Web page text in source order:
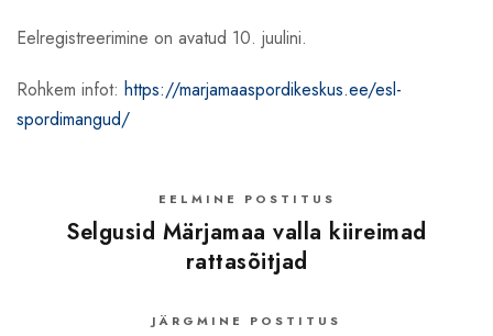
Eelregistreerimine on avatud 10. juulini.
Rohkem infot: https://marjamaaspordikeskus.ee/esl-
spordimangud/
EELMINE POSTITUS
Selgusid Märjamaa valla kiireimad
rattasõitjad
JÄRGMINE POSTITUS